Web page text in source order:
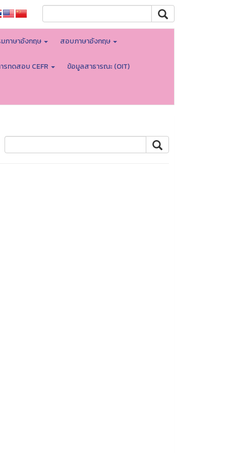
ภาษาอังกฤษ สอบภาษาอังกฤษ
รทดสอบ CEFR ข้อมูลสาธารณะ (OIT)